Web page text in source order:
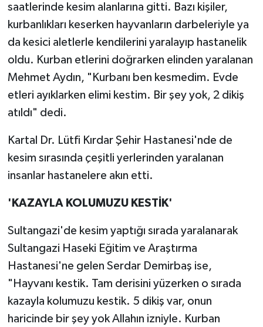
saatlerinde kesim alanlarına gitti. Bazı kişiler,
kurbanlıkları keserken hayvanların darbeleriyle ya
da kesici aletlerle kendilerini yaralayıp hastanelik
oldu. Kurban etlerini doğrarken elinden yaralanan
Mehmet Aydın, "Kurbanı ben kesmedim. Evde
etleri ayıklarken elimi kestim. Bir şey yok, 2 dikiş
atıldı" dedi.
Kartal Dr. Lütfi Kırdar Şehir Hastanesi'nde de
kesim sırasında çeşitli yerlerinden yaralanan
insanlar hastanelere akın etti.
'KAZAYLA KOLUMUZU KESTİK'
Sultangazi'de kesim yaptığı sırada yaralanarak
Sultangazi Haseki Eğitim ve Araştırma
Hastanesi'ne gelen Serdar Demirbaş ise,
"Hayvanı kestik. Tam derisini yüzerken o sırada
kazayla kolumuzu kestik. 5 dikiş var, onun
haricinde bir şey yok Allahın izniyle. Kurban